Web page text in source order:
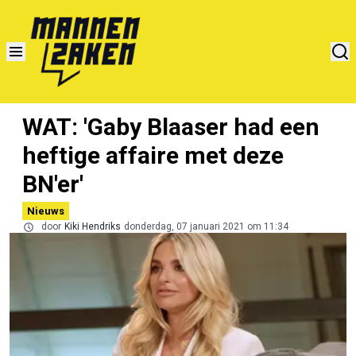
WAT: 'Gaby Blaaser had een
heftige affaire met deze
BN'er'
Nieuws
door Kiki Hendriks donderdag, 07 januari 2021 om 11:34